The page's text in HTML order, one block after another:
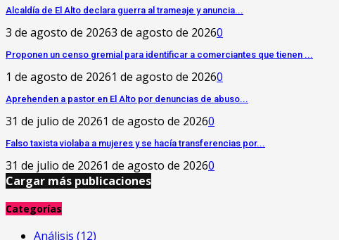
‎Alcaldía de El Alto declara guerra al trameaje y anuncia...
3 de agosto de 20263 de agosto de 20260
Proponen un censo gremial para identificar a comerciantes que tienen ...
1 de agosto de 20261 de agosto de 20260
Aprehenden a pastor en El Alto por denuncias de abuso...
31 de julio de 20261 de agosto de 20260
Falso taxista violaba a mujeres y se hacía transferencias por...
31 de julio de 20261 de agosto de 20260
Cargar más publicaciones
Categorías
Análisis (12)